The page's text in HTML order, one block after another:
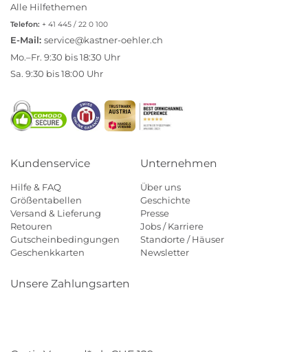
Alle Hilfethemen
Telefon: + 41 445 / 22 0 100
E-Mail: service@kastner-oehler.ch
Mo.–Fr. 9:30 bis 18:30 Uhr
Sa. 9:30 bis 18:00 Uhr
Kundenservice
Hilfe & FAQ
Größentabellen
Versand & Lieferung
Retouren
Gutscheinbedingungen
Geschenkkarten
Unternehmen
Über uns
Geschichte
Presse
Jobs / Karriere
Standorte / Häuser
Newsletter
Unsere Zahlungsarten